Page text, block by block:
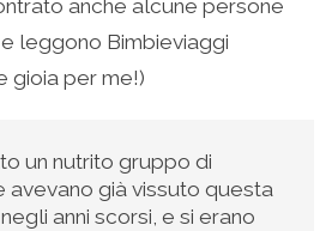
anche alcune persone
leggono Bimbieviaggi
gioia per me!)
un nutrito gruppo di
avevano già vissuto questa
anni scorsi, e si erano